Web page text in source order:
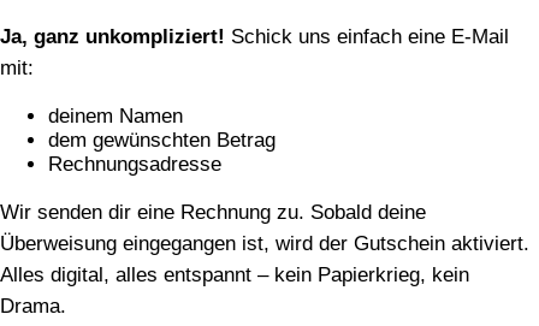
Ja, ganz unkompliziert! Schick uns einfach eine E‑Mail
mit:
deinem Namen
dem gewünschten Betrag
Rechnungsadresse
Wir senden dir eine Rechnung zu. Sobald deine
Überweisung eingegangen ist, wird der Gutschein aktiviert.
Alles digital, alles entspannt – kein Papierkrieg, kein
Drama.